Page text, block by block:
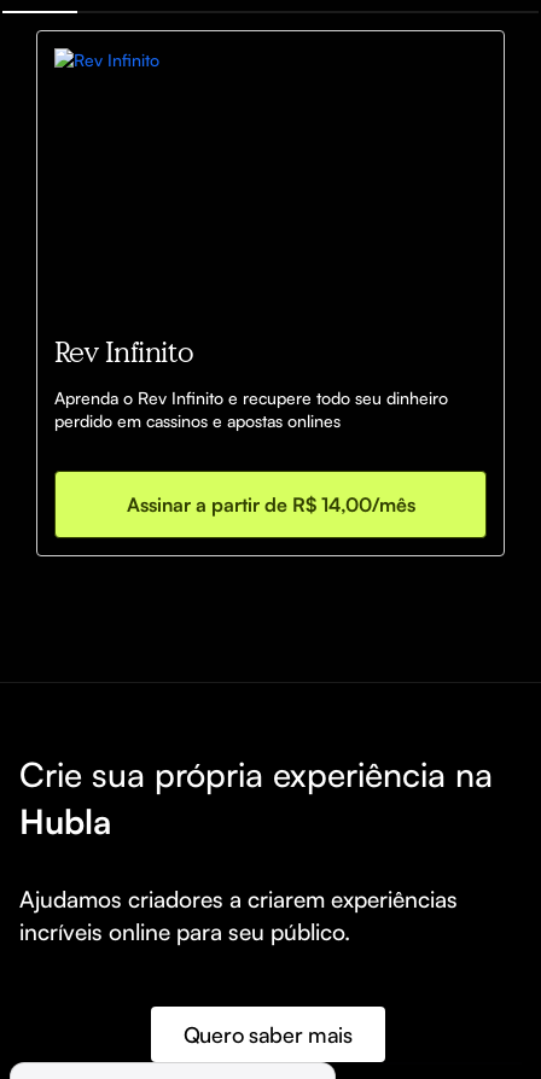
Rev Infinito
Aprenda o Rev Infinito e recupere todo seu dinheiro
Assinar a partir de R$ 14,00/mês
Crie sua própria experiência na
Hubla
Ajudamos criadores a criarem experiências
incríveis online para seu público.
Quero saber mais